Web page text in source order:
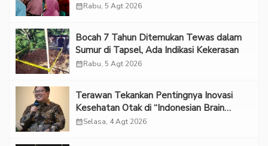
calendar_monthRabu, 5 Agt 2026
Bocah 7 Tahun Ditemukan Tewas dalam
Sumur di Tapsel, Ada Indikasi Kekerasan
calendar_monthRabu, 5 Agt 2026
Terawan Tekankan Pentingnya Inovasi
Kesehatan Otak di “Indonesian Brain
Forum 2026 UPN Veteran Jakarta”
calendar_monthSelasa, 4 Agt 2026